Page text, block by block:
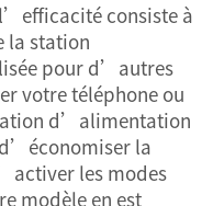
consiste à
la station
pour d’autres
votre téléphone ou
d’alimentation
la
les modes
modèle en est